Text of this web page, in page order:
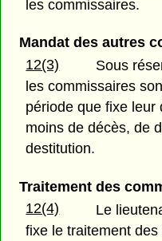
les commissaires.
Mandat des autres
12(3)
Sous
les commissaires
période que fixe leur
moins de décès, de
destitution.
Traitement des
12(4)
Le
fixe le traitement